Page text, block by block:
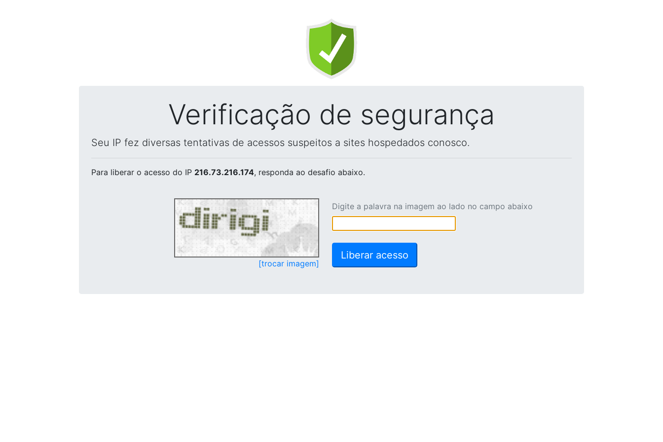
Verificação de segurança
Seu IP fez diversas tentativas de acessos suspeitos a sites hospedados conosco.
Para liberar o acesso do IP 216.73.216.174, responda ao desafio abaixo.
[trocar imagem]
Digite a palavra na imagem ao lado no campo abaixo